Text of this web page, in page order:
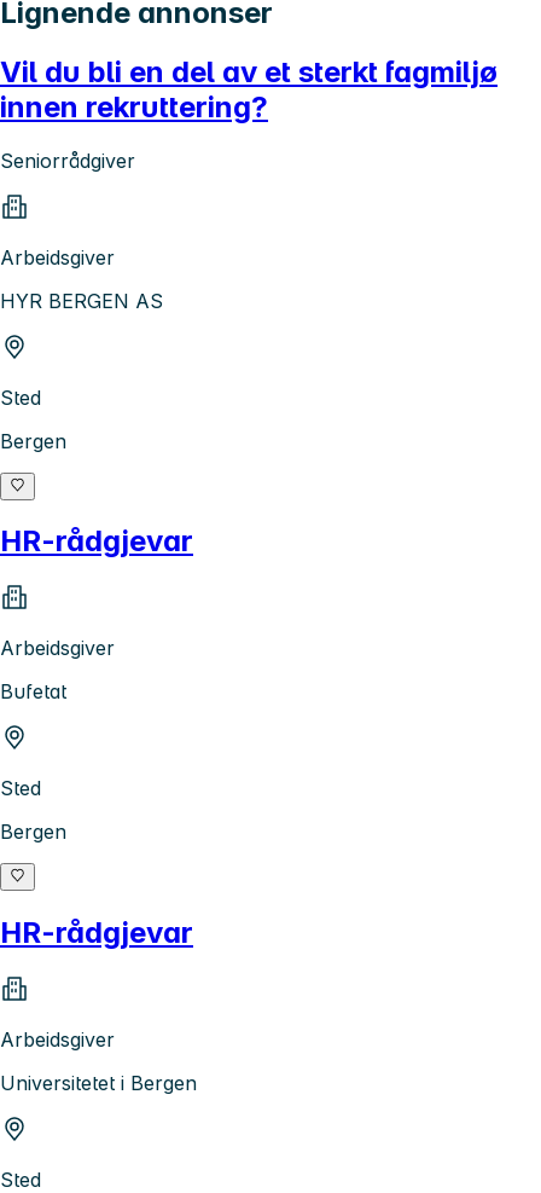
Lignende annonser
Vil du bli en del av et sterkt fagmiljø
innen rekruttering?
Seniorrådgiver
Arbeidsgiver
HYR BERGEN AS
Sted
Bergen
HR-rådgjevar
Arbeidsgiver
Bufetat
Sted
Bergen
HR-rådgjevar
Arbeidsgiver
Universitetet i Bergen
Sted